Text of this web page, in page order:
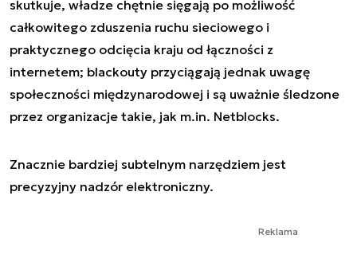
skutkuje, władze chętnie sięgają po możliwość
całkowitego zduszenia ruchu sieciowego i
praktycznego odcięcia kraju od łączności z
internetem; blackouty przyciągają jednak uwagę
społeczności międzynarodowej i są uważnie śledzone
przez organizacje takie, jak m.in. Netblocks.
Znacznie bardziej subtelnym narzędziem jest
precyzyjny nadzór elektroniczny.
Reklama